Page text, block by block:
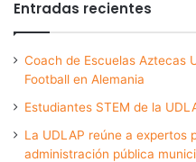
Entradas recientes
Coach de Escuelas Aztecas
Football en Alemania
Estudiantes STEM de la
La UDLAP reúne a expertos
administración pública